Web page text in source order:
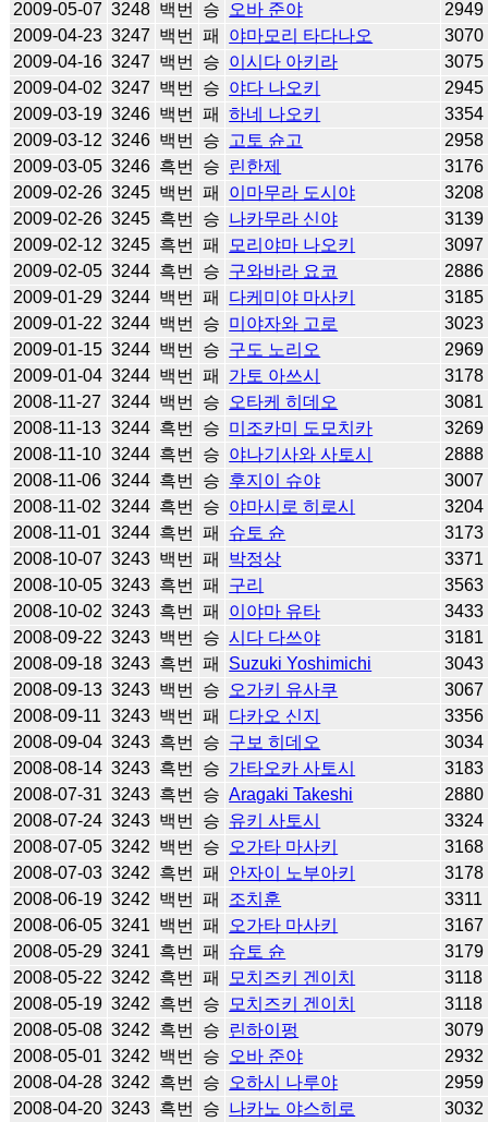
2009-05-07 3248 백번 승 오바 준야
2949
2009-04-23 3247 백번 패 야마모리 타다나오
3070
2009-04-16 3247 백번 승 이시다 아키라
3075
2009-04-02 3247 백번 승 야다 나오키
2945
2009-03-19 3246 백번 패 하네 나오키
3354
2009-03-12 3246 백번 승 고토 슌고
2958
2009-03-05 3246 흑번 승 린한제
3176
2009-02-26 3245 백번 패 이마무라 도시야
3208
2009-02-26 3245 흑번 승 나카무라 신야
3139
2009-02-12 3245 흑번 패 모리야마 나오키
3097
2009-02-05 3244 흑번 승 구와바라 요코
2886
2009-01-29 3244 백번 패 다케미야 마사키
3185
2009-01-22 3244 백번 승 미야자와 고로
3023
2009-01-15 3244 백번 승 구도 노리오
2969
2009-01-04 3244 백번 패 가토 아쓰시
3178
2008-11-27 3244 백번 승 오타케 히데오
3081
2008-11-13 3244 흑번 승 미조카미 도모치카
3269
2008-11-10 3244 흑번 승 야나기사와 사토시
2888
2008-11-06 3244 흑번 승 후지이 슈야
3007
2008-11-02 3244 흑번 승 야마시로 히로시
3204
2008-11-01 3244 흑번 패 슈토 슌
3173
2008-10-07 3243 백번 패 박정상
3371
2008-10-05 3243 흑번 패 구리
3563
2008-10-02 3243 흑번 패 이야마 유타
3433
2008-09-22 3243 백번 승 시다 다쓰야
3181
2008-09-18 3243 흑번 패 Suzuki Yoshimichi
3043
2008-09-13 3243 백번 승 오가키 유사쿠
3067
2008-09-11 3243 백번 패 다카오 신지
3356
2008-09-04 3243 흑번 승 구보 히데오
3034
2008-08-14 3243 흑번 승 가타오카 사토시
3183
2008-07-31 3243 흑번 승 Aragaki Takeshi
2880
2008-07-24 3243 백번 승 유키 사토시
3324
2008-07-05 3242 백번 승 오가타 마사키
3168
2008-07-03 3242 흑번 패 안자이 노부아키
3178
2008-06-19 3242 백번 패 조치훈
3311
2008-06-05 3241 백번 패 오가타 마사키
3167
2008-05-29 3241 흑번 패 슈토 슌
3179
2008-05-22 3242 흑번 패 모치즈키 겐이치
3118
2008-05-19 3242 흑번 승 모치즈키 겐이치
3118
2008-05-08 3242 흑번 승 린하이펑
3079
2008-05-01 3242 백번 승 오바 준야
2932
2008-04-28 3242 흑번 승 오하시 나루야
2959
2008-04-20 3243 흑번 승 나카노 야스히로
3032